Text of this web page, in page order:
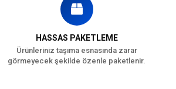
HASSAS PAKETLEME
Ürünleriniz taşıma esnasında zarar
görmeyecek şekilde özenle paketlenir.